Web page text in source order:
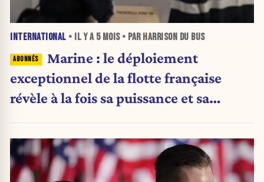
INTERNATIONAL • IL Y A 5 MOIS• PAR HARRISON DU BUS
Marine : le déploiement
exceptionnel de la flotte française
révèle à la fois sa puissance et sa